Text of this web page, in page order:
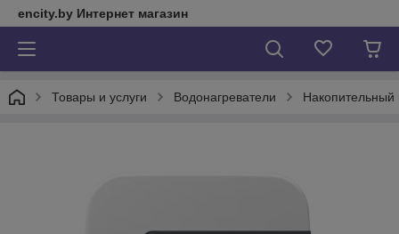
encity.by Интернет магазин
Товары и услуги Водонагреватели Накопительный